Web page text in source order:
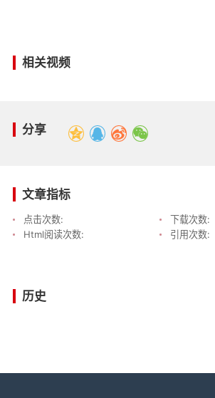
相关视频
分享
文章指标
点击次数:
下载次数:
Html阅读次数:
引用次数:
历史